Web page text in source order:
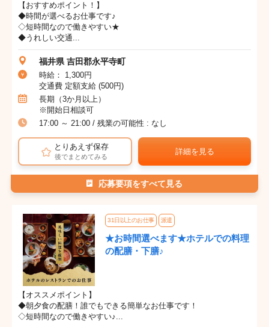
【おすすめポイント！】
◆時間が選べるお仕事です♪
◇短時間なので働きやすい★
◆うれしい交通...
福井県 吉田郡永平寺町
時給： 1,300円
交通費 定額支給 (500円)
長期（3か月以上）
※開始日相談可
17:00 ～ 21:00 / 残業の可能性 : なし
とりあえず保存
後でまとめてみる
詳細を見る
応募要項をすべて見る
31日以上のお仕事 派遣
★お時間選べます★ホテルでの料理
の配膳・下膳♪
【オススメポイント】
◆朝夕食の配膳！誰でもできる簡単なお仕事です！
◇短時間なので働きやすい♪...